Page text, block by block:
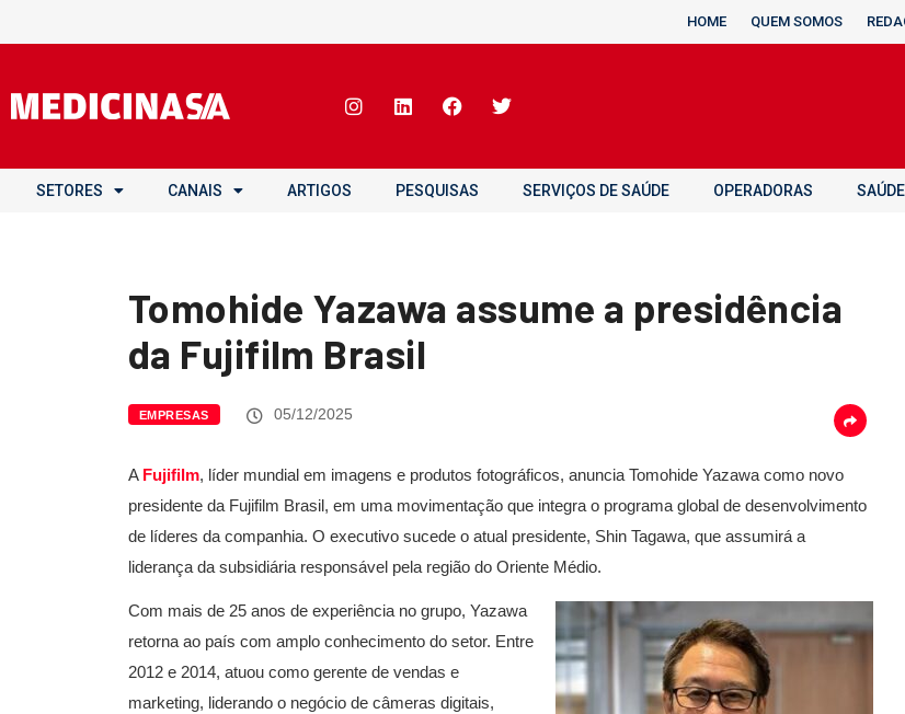
HOME QUEM SOMOS
SETORES CANAIS ARTIGOS PESQUISAS SERVIÇOS DE SAÚDE OPERADORAS
Tomohide Yazawa assume a presidência
da Fujifilm Brasil
EMPRESAS 05/12/2025
A Fujifilm, líder mundial em imagens e produtos fotográficos, anuncia Tomohide Yazawa como novo
presidente da Fujifilm Brasil, em uma movimentação que integra o programa global de desenvolvimento
de líderes da companhia. O executivo sucede o atual presidente, Shin Tagawa, que assumirá a
liderança da subsidiária responsável pela região do Oriente Médio.
Com mais de 25 anos de experiência no grupo, Yazawa
retorna ao país com amplo conhecimento do setor. Entre
2012 e 2014, atuou como gerente de vendas e
marketing, liderando o negócio de câmeras digitais,